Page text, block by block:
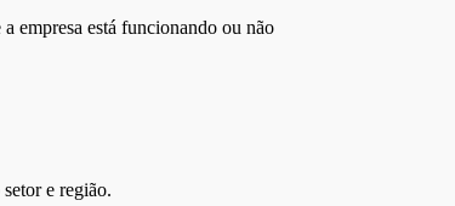
empresa está funcionando ou não
e região.